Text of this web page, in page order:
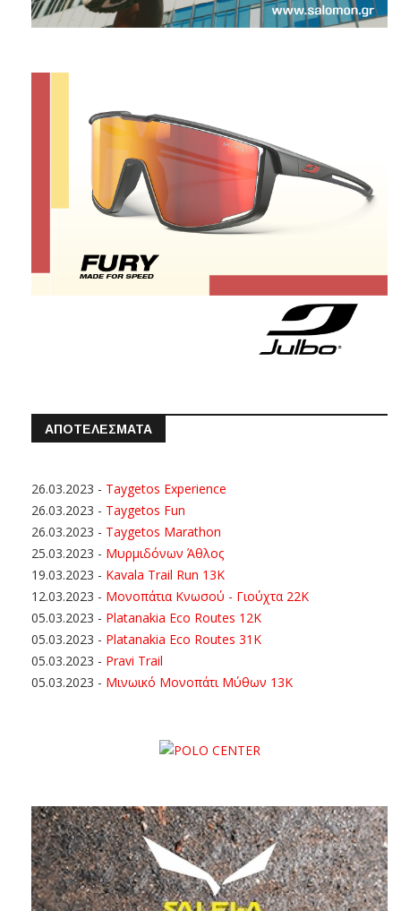
ΑΠΟΤΕΛΕΣΜΑΤΑ
26.03.2023 - Taygetos Experience
26.03.2023 - Taygetos Fun
26.03.2023 - Taygetos Marathon
25.03.2023 - Μυρμιδόνων Άθλος
19.03.2023 - Kavala Trail Run 13K
12.03.2023 - Μονοπάτια Κνωσού - Γιούχτα 22Κ
05.03.2023 - Platanakia Eco Routes 12K
05.03.2023 - Platanakia Eco Routes 31K
05.03.2023 - Pravi Trail
05.03.2023 - Μινωικό Μονοπάτι Μύθων 13Κ